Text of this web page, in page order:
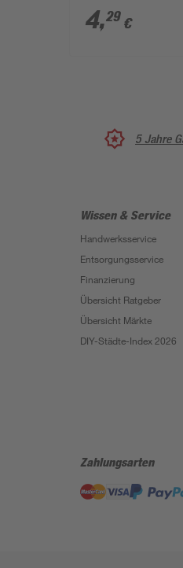
4,29 €
5 Jahre
Wissen & Service
Handwerksservice
Entsorgungsservice
Finanzierung
Übersicht Ratgeber
Übersicht Märkte
DIY-Städte-Index 2026
Zahlungsarten